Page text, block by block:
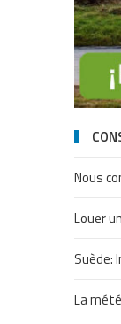
Nous
Louer
Suède:
La